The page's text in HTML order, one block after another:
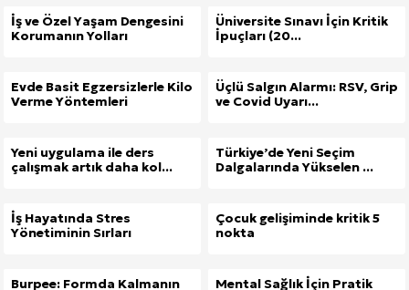
İş ve Özel Yaşam Dengesini
Korumanın Yolları
Üniversite Sınavı İçin Kritik
İpuçları (20...
Evde Basit Egzersizlerle Kilo
Verme Yöntemleri
Üçlü Salgın Alarmı: RSV, Grip
ve Covid Uyarı...
Yeni uygulama ile ders
çalışmak artık daha kol...
Türkiye’de Yeni Seçim
Dalgalarında Yükselen ...
İş Hayatında Stres
Yönetiminin Sırları
Çocuk gelişiminde kritik 5
nokta
Burpee: Formda Kalmanın
Mental Sağlık İçin Pratik